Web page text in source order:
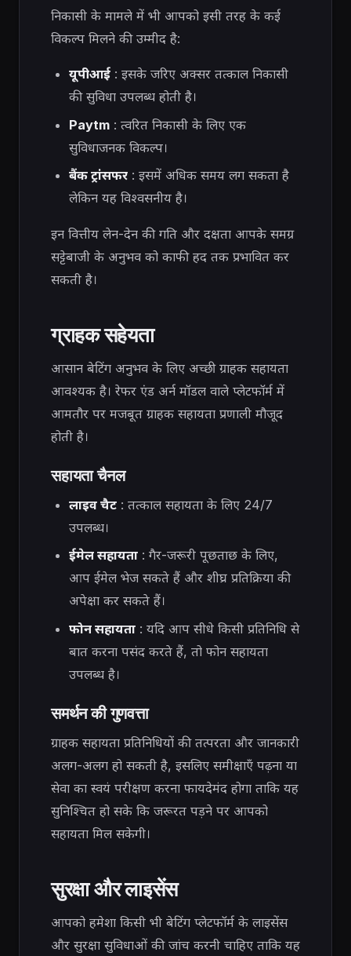
निकासी के मामले में भी आपको इसी तरह के कई
विकल्प मिलने की उम्मीद है:
यूपीआई: इसके जरिए अक्सर तत्काल निकासी
की सुविधा उपलब्ध होती है।
Paytm: त्वरित निकासी के लिए एक
सुविधाजनक विकल्प।
बैंक ट्रांसफर: इसमें अधिक समय लग सकता है
लेकिन यह विश्वसनीय है।
इन वित्तीय लेन-देन की गति और दक्षता आपके समग्र
सट्टेबाजी के अनुभव को काफी हद तक प्रभावित कर
सकती है।
ग्राहक सहेयता
आसान बेटिंग अनुभव के लिए अच्छी ग्राहक सहायता
आवश्यक है। रेफर एंड अर्न मॉडल वाले प्लेटफॉर्म में
आमतौर पर मजबूत ग्राहक सहायता प्रणाली मौजूद
होती है।
सहायता चैनल
लाइव चैट: तत्काल सहायता के लिए 24/7
उपलब्ध।
ईमेल सहायता: गैर-जरूरी पूछताछ के लिए,
आप ईमेल भेज सकते हैं और शीघ्र प्रतिक्रिया की
अपेक्षा कर सकते हैं।
फोन सहायता: यदि आप सीधे किसी प्रतिनिधि से
बात करना पसंद करते हैं, तो फोन सहायता
उपलब्ध है।
समर्थन की गुणवत्ता
ग्राहक सहायता प्रतिनिधियों की तत्परता और जानकारी
अलग-अलग हो सकती है, इसलिए समीक्षाएँ पढ़ना या
सेवा का स्वयं परीक्षण करना फायदेमंद होगा ताकि यह
सुनिश्चित हो सके कि जरूरत पड़ने पर आपको
सहायता मिल सकेगी।
सुरक्षा और लाइसेंस
आपको हमेशा किसी भी बेटिंग प्लेटफॉर्म के लाइसेंस
और सुरक्षा सुविधाओं की जांच करनी चाहिए ताकि यह